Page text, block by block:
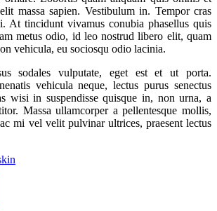
massa sapien. Vestibulum in. Tempor cras
At tincidunt vivamus conubia phasellus quis
metus odio, id leo nostrud libero elit, quam
vehicula, eu sociosqu odio lacinia.
sodales vulputate, eget est et ut porta.
vehicula neque, lectus purus senectus
wisi in suspendisse quisque in, non urna, a
Massa ullamcorper a pellentesque mollis,
mi vel velit pulvinar ultrices, praesent lectus